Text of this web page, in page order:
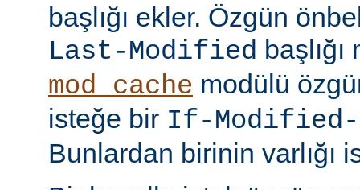
başlığı ekler. Özgün
Last-Modified
mod_cache modülü
isteğe bir If-Modified-
Bunlardan birinin varlığı